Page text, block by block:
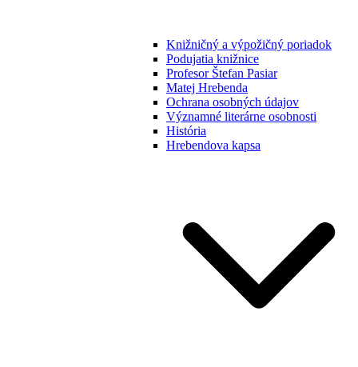
Knižničný a výpožičný poriadok
Podujatia knižnice
Profesor Štefan Pasiar
Matej Hrebenda
Ochrana osobných údajov
Významné literárne osobnosti
História
Hrebendova kapsa